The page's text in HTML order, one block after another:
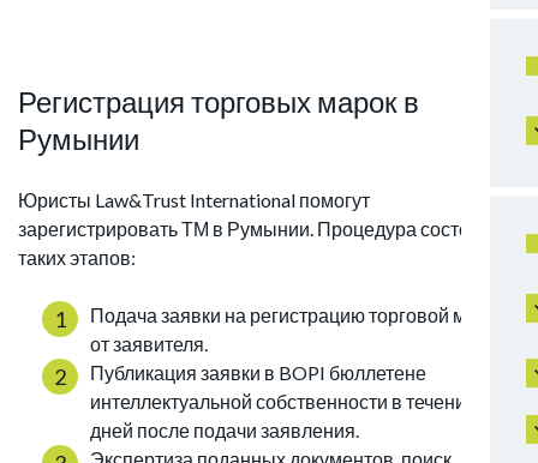
Регистрация торговых марок в
Румынии
Юристы Law&Trust International помогут
зарегистрировать ТМ в Румынии. Процедура состоит из
таких этапов:
Подача заявки на регистрацию торговой марки
от заявителя.
Публикация заявки в BOPI бюллетене
интеллектуальной собственности в течение 7
дней после подачи заявления.